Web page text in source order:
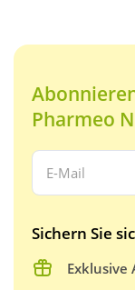
Pharmeo
Ihre E-Mail
Sichern Sie
Exklusive